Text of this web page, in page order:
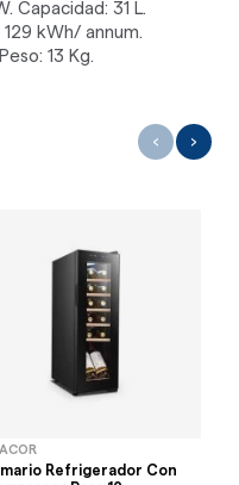
Capacidad: 31 L.
129 kWh/ annum.
13 Kg.
Refrigerador Con
‹ ›